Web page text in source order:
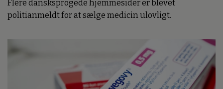
Flere dansksprogede hjemmesider er blevet
politianmeldt for at sælge medicin ulovligt.